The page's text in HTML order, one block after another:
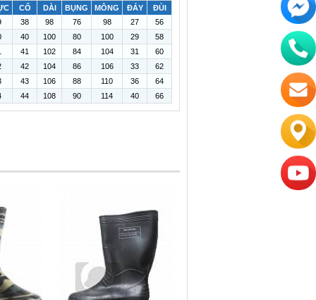
CỔ DÀI BỤNG MÔNG ĐÁY
ĐÙI
38 98 76 98 27
56
40 100 80 100 29
58
41 102 84 104 31
60
42 104 86 106 33
62
43 106 88 110 36
64
44 108 90 114 40 66